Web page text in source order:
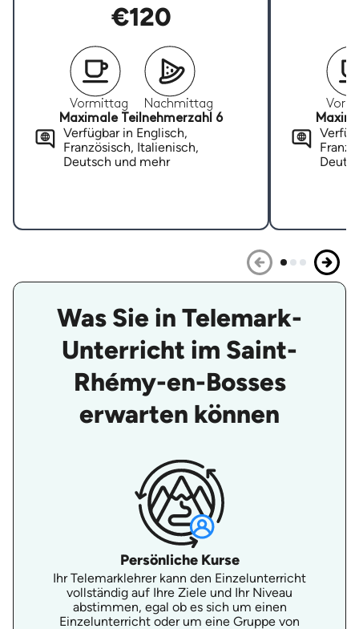
€120
Vormittag
Nachmittag
Maximale Teilnehmerzahl 6
Verfügbar in Englisch,
Französisch, Italienisch,
Deutsch und mehr
Was Sie in Telemark-
Unterricht im Saint-
Rhémy-en-Bosses
erwarten können
Persönliche Kurse
Ihr Telemarklehrer kann den Einzelunterricht
vollständig auf Ihre Ziele und Ihr Niveau
abstimmen, egal ob es sich um einen
Einzelunterricht oder um eine Gruppe von